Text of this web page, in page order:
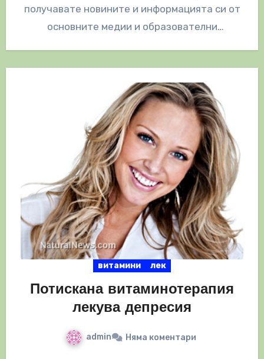
получавате новините и информацията си от
основните медии и образователни
витамини лек
Потискана витаминотерапия
лекува депресия
admin Няма коментари